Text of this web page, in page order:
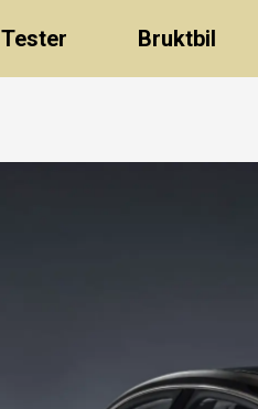
Tester Bruktbil